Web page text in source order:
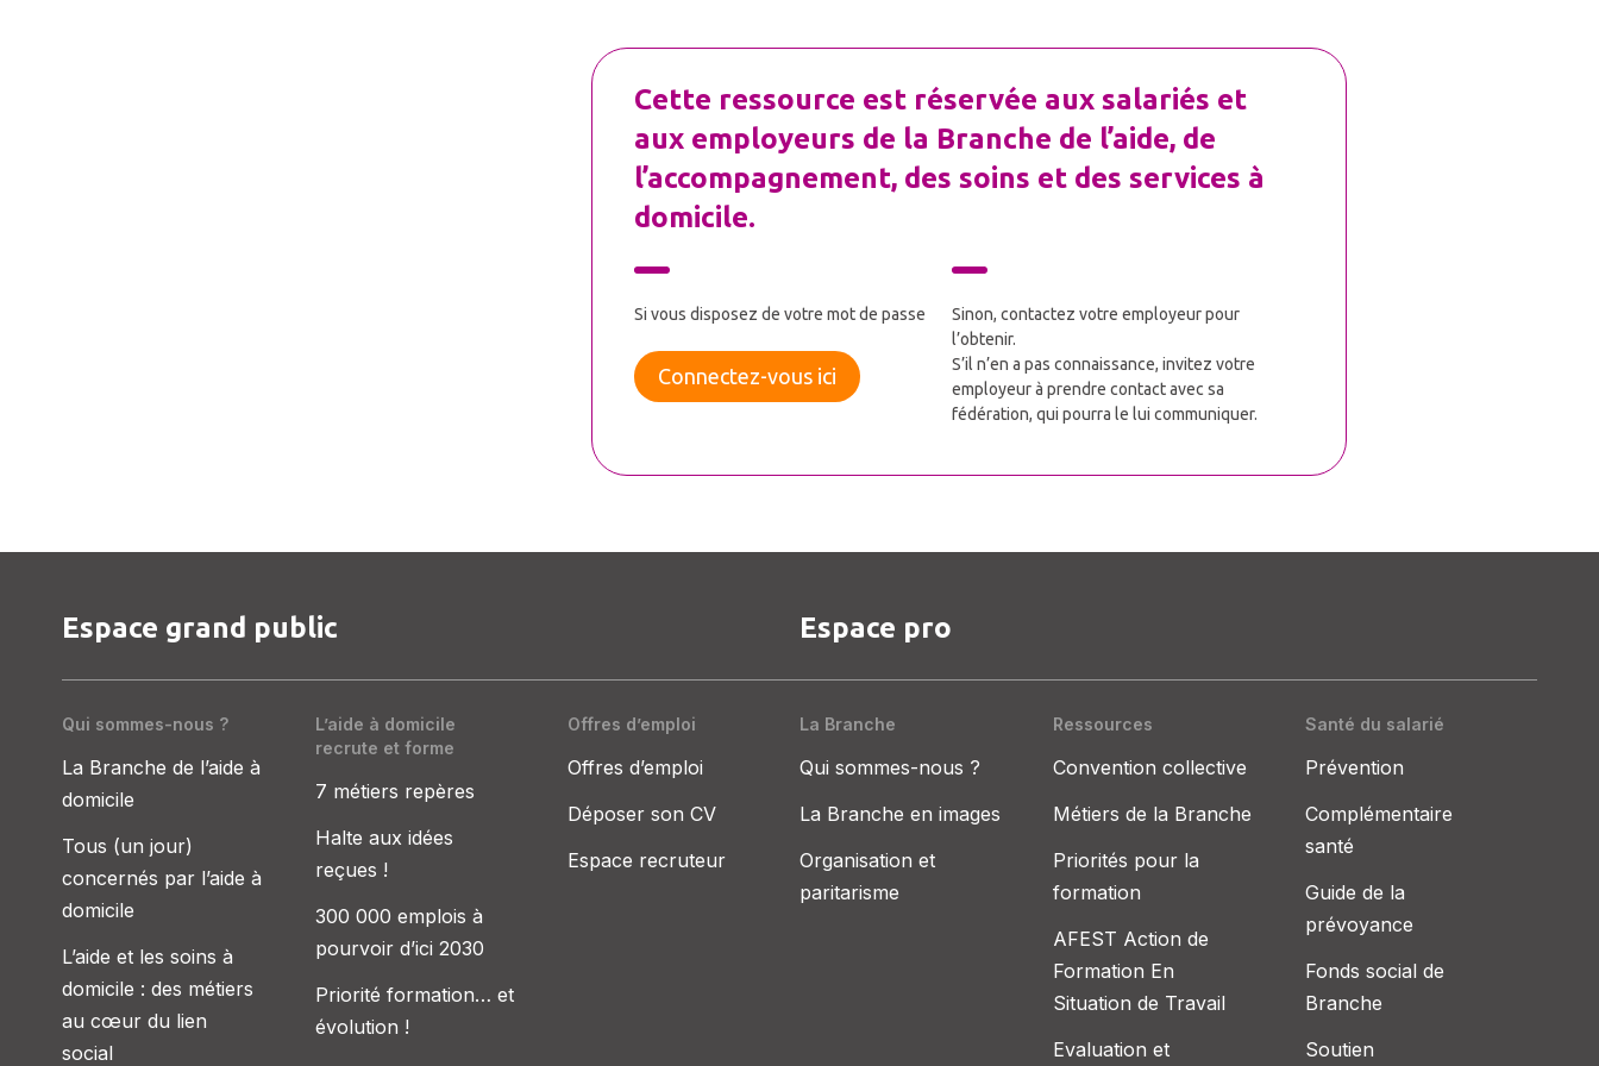
Cette ressource est réservée aux salariés et
aux employeurs de la Branche de l’aide, de
l’accompagnement, des soins et des services à
domicile.
Si vous disposez de votre mot de passe
Connectez-vous ici
Sinon, contactez votre employeur pour
l’obtenir.
S’il n’en a pas connaissance, invitez votre
employeur à prendre contact avec sa
fédération, qui pourra le lui communiquer.
Espace grand public
Qui sommes-nous ?
La Branche de l’aide à
domicile
Tous (un jour)
concernés par l’aide à
domicile
L’aide et les soins à
domicile : des métiers
au cœur du lien
social
L’aide à domicile
recrute et forme
7 métiers repères
Halte aux idées
reçues !
300 000 emplois à
pourvoir d’ici 2030
Priorité formation… et
évolution !
Offres d’emploi
Offres d’emploi
Déposer son CV
Espace recruteur
Espace pro
La Branche
Qui sommes-nous ?
La Branche en images
Organisation et
paritarisme
Ressources
Convention collective
Métiers de la Branche
Priorités pour la
formation
AFEST Action de
Formation En
Situation de Travail
Evaluation et
Santé du salarié
Prévention
Complémentaire
santé
Guide de la
prévoyance
Fonds social de
Branche
Soutien